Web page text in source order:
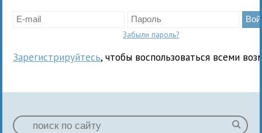
Забыли пароль?
Зарегистрируйтесь, чтобы воспользоваться всеми